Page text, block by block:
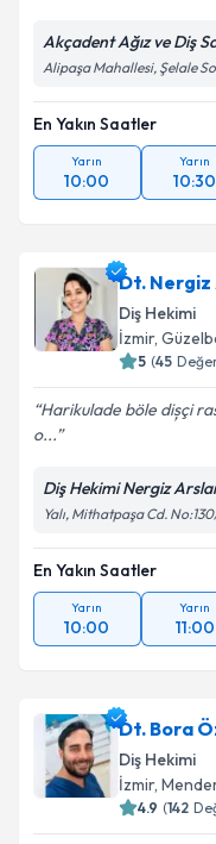
Akçadent Ağız ve Diş
Alipaşa Mahallesi, Şelale
En Yakın Saatler
Yarın
10:00
Yarın
10:30
Dt. Nergiz
Diş Hekimi
İzmir,
5 (45
Harikulade böle dișçi
o...
Diş Hekimi Nergiz
Yalı, Mithatpaşa Cd.
En Yakın Saatler
Yarın
10:00
Yarın
11:00
Dt. Bora
Diş Hekimi
İzmir,
4.9 (142